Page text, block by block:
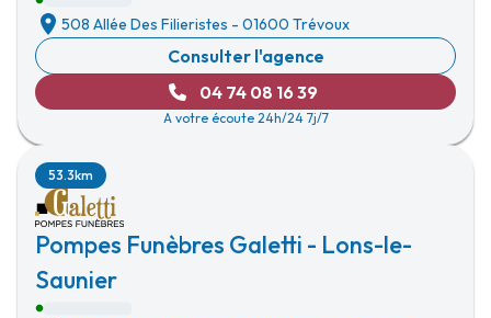
508 Allée Des Filieristes - 01600 Trévoux
Consulter l'agence
04 74 08 16 39
A votre écoute 24h/24 7j/7
Pompes Funèbres Galetti - Lons-le-
Saunier
53.3km